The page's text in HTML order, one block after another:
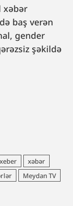
xəbər
baş verən
gender
şəkildə
xeber
xəbər
Meydan TV